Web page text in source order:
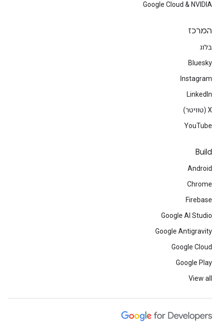
Google Cloud & NVIDIA
המרכז
בלוג
Bluesky
Instagram
LinkedIn
‫X (טוויטר)
YouTube
Build
Android
Chrome
Firebase
Google AI Studio
Google Antigravity
Google Cloud
Google Play
View all